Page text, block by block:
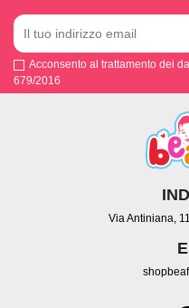
Acconsento al trattamento dei
679/2016
Via Antiniana,